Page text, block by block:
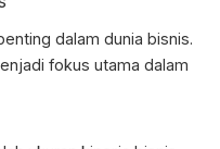
dalam dunia bisnis.
fokus utama dalam